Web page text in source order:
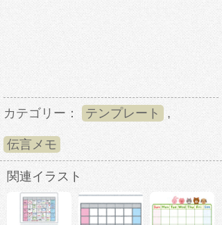
カテゴリー： テンプレート ,
伝言メモ
関連イラスト